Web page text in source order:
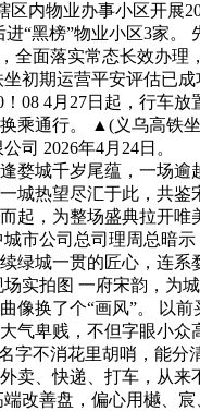
物业办事小区开展
“黑榜”物业小区3家
面落实常态长效办
运营平安评估已成
08 4月27日起，行车
乘通行。 ▲(义乌高铁
司 2026年4月24日。
千岁尾蕴，一场逾
城热望尽汇于此，共
起，为整场盛典拉开
市公司总司理周总暗
绿城一贯的匠心，连
实拍图 一府宋韵，为
了个“画风”。 以前
气卑贱，不但字眼小
不消花里胡哨，能
卖、快递、打车，从
改善盘，偏心用樾、